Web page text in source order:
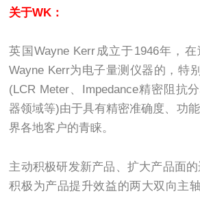
关于WK：
英国Wayne Kerr成立于1946年，在
Wayne Kerr为电子量测仪器的，特
(LCR Meter、Impedance精密阻抗
器领域等)由于具有精密准确度、功
界各地客户的青睐。
主动积极研发新产品、扩大产品面
积极为产品提升效益的两大双向主